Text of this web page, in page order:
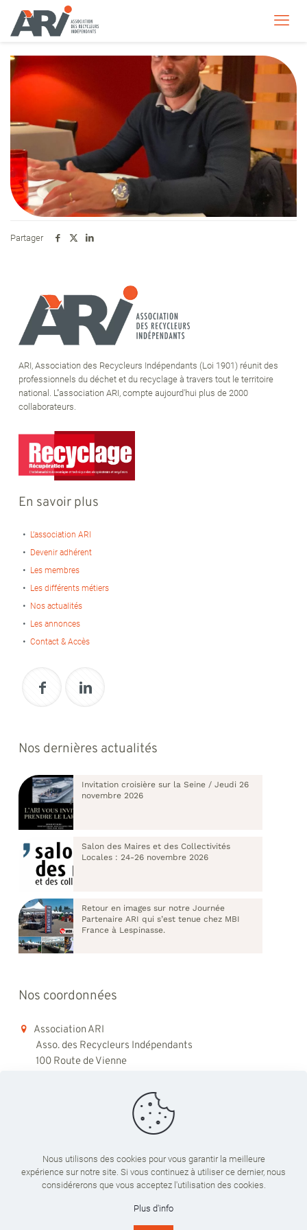
Partager
ARI, Association des Recycleurs Indépendants (Loi 1901) réunit des
professionnels du déchet et du recyclage à travers tout le territoire
national. L''association ARI, compte aujourd'hui plus de 2000
collaborateurs.
En savoir plus
L’association ARI
Devenir adhérent
Les membres
Les différents métiers
Nos actualités
Les annonces
Contact & Accès
Nos dernières actualités
Invitation croisière sur la Seine / Jeudi 26
novembre 2026
Salon des Maires et des Collectivités
Locales : 24-26 novembre 2026
Retour en images sur notre Journée
Partenaire ARI qui s’est tenue chez MBI
France à Lespinasse.
Nos coordonnées
Association ARI
Asso. des Recycleurs Indépendants
100 Route de Vienne
Du lundi au vendredi
09:00 - 18:00
Nous utilisons des cookies pour vous garantir la meilleure
expérience sur notre site. Si vous continuez à utiliser ce dernier, nous
considérerons que vous acceptez l'utilisation des cookies.
Plus d'info